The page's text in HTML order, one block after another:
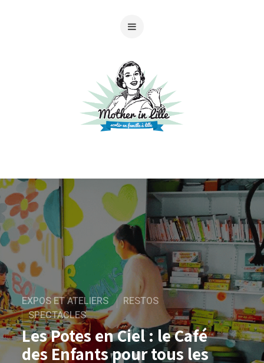
EXPOS ET ATELIERS
RESTOS
SPECTACLES
Les Potes en Ciel : le Café
des Enfants pour tous les